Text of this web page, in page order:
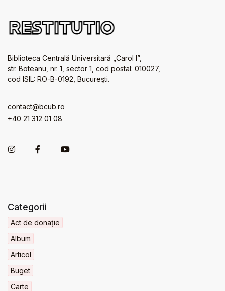
Biblioteca Centrală Universitară „Carol I”,
str. Boteanu, nr. 1, sector 1, cod postal: 010027,
cod ISIL: RO-B-0192, Bucureşti.
contact@bcub.ro
+40 21 312 01 08
Categorii
Act de donație
Album
Articol
Buget
Carte